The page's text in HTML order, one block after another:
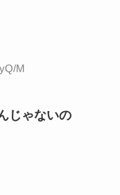
M
じゃないの